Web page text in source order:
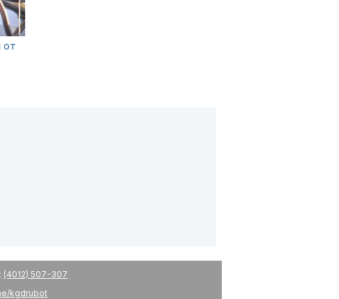
(4012) 507-307
kgdrubot